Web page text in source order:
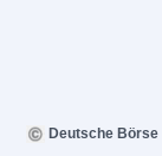
Deutsche Börse